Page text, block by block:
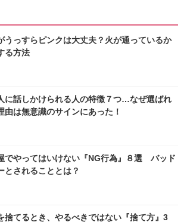
うっすらピンクは大丈夫？火が通っているか
る方法
に話しかけられる人の特徴７つ…なぜ選ばれ
由は無意識のサインにあった！
でやってはいけない『NG行為』８選 バッド
とされることとは？
捨てるとき、やるべきではない『捨て方』3